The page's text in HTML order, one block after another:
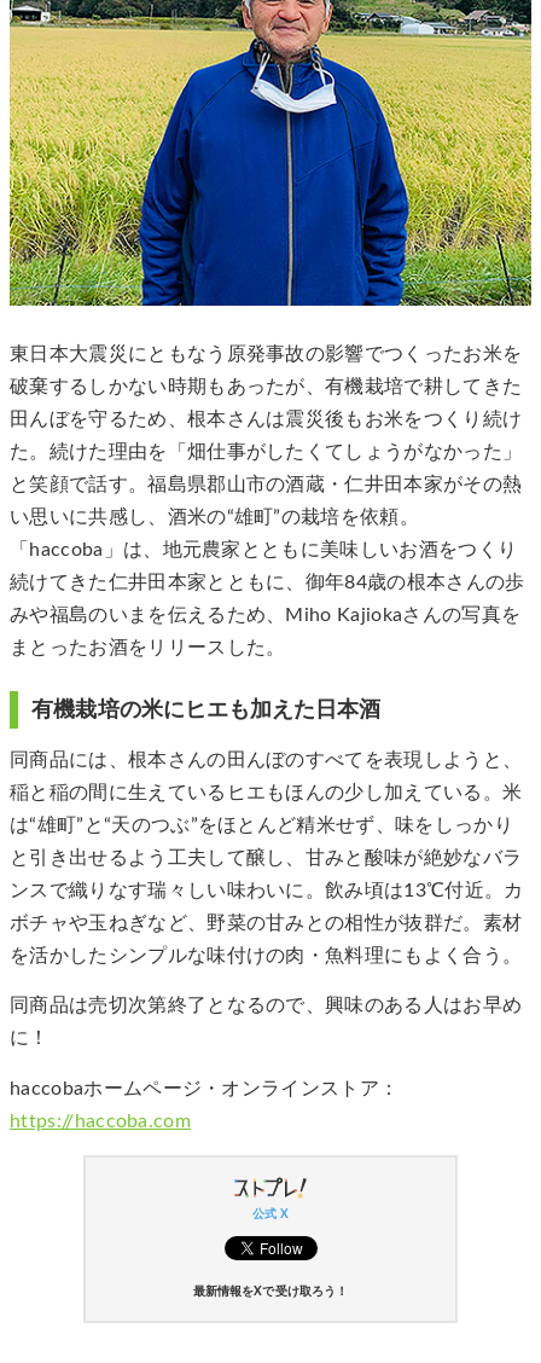
東日本大震災にともなう原発事故の影響でつくったお米を
破棄するしかない時期もあったが、有機栽培で耕してきた
田んぼを守るため、根本さんは震災後もお米をつくり続け
た。続けた理由を「畑仕事がしたくてしょうがなかった」
と笑顔で話す。福島県郡山市の酒蔵・仁井田本家がその熱
い思いに共感し、酒米の“雄町”の栽培を依頼。
「haccoba」は、地元農家とともに美味しいお酒をつくり
続けてきた仁井田本家とともに、御年84歳の根本さんの歩
みや福島のいまを伝えるため、Miho Kajiokaさんの写真を
まとったお酒をリリースした。
有機栽培の米にヒエも加えた日本酒
同商品には、根本さんの田んぼのすべてを表現しようと、
稲と稲の間に生えているヒエもほんの少し加えている。米
は“雄町”と“天のつぶ”をほとんど精米せず、味をしっかり
と引き出せるよう工夫して醸し、甘みと酸味が絶妙なバラ
ンスで織りなす瑞々しい味わいに。飲み頃は13℃付近。カ
ボチャや玉ねぎなど、野菜の甘みとの相性が抜群だ。素材
を活かしたシンプルな味付けの肉・魚料理にもよく合う。
同商品は売切次第終了となるので、興味のある人はお早め
に！
haccobaホームページ・オンラインストア：
https://haccoba.com
公式 X
最新情報をXで受け取ろう！